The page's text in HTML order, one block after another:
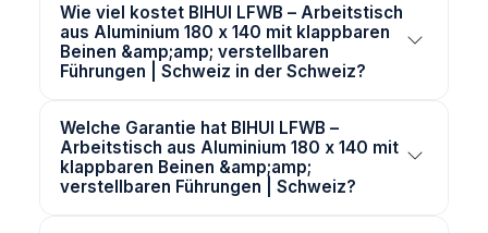
Wie viel kostet BIHUI LFWB – Arbeitstisch
aus Aluminium 180 x 140 mit klappbaren
Beinen &amp;amp; verstellbaren
Führungen | Schweiz in der Schweiz?
Welche Garantie hat BIHUI LFWB –
Arbeitstisch aus Aluminium 180 x 140 mit
klappbaren Beinen &amp;amp;
verstellbaren Führungen | Schweiz?